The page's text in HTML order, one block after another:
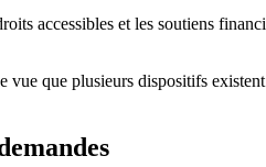
accessibles et les soutiens
que plusieurs dispositifs